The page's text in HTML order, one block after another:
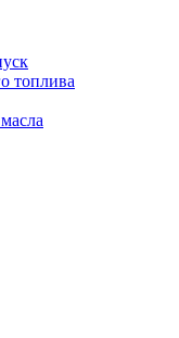
топлива